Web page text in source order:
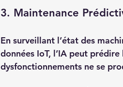
3. Maintenance
En surveillant l’état des
données IoT, l’IA peut
dysfonctionnements ne se